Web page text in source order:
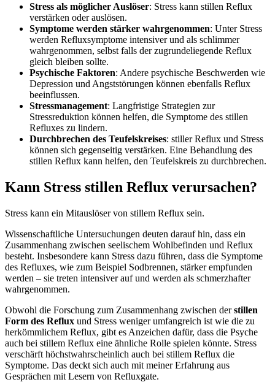
Stress als möglicher Auslöser: Stress kann stillen Reflux
verstärken oder auslösen.
Symptome werden stärker wahrgenommen: Unter Stress
werden Refluxsymptome intensiver und als schlimmer
wahrgenommen, selbst falls der zugrundeliegende Reflux
gleich bleiben sollte.
Psychische Faktoren: Andere psychische Beschwerden wie
Depression und Angststörungen können ebenfalls Reflux
beeinflussen.
Stressmanagement: Langfristige Strategien zur
Stressreduktion können helfen, die Symptome des stillen
Refluxes zu lindern.
Durchbrechen des Teufelskreises: stiller Reflux und Stress
können sich gegenseitig verstärken. Eine Behandlung des
stillen Reflux kann helfen, den Teufelskreis zu durchbrechen.
Kann Stress stillen Reflux verursachen?
Stress kann ein Mitauslöser von stillem Reflux sein.
Wissenschaftliche Untersuchungen deuten darauf hin, dass ein
Zusammenhang zwischen seelischem Wohlbefinden und Reflux
besteht. Insbesondere kann Stress dazu führen, dass die Symptome
des Refluxes, wie zum Beispiel Sodbrennen, stärker empfunden
werden – sie treten intensiver auf und werden als schmerzhafter
wahrgenommen.
Obwohl die Forschung zum Zusammenhang zwischen derstillen
Form des Reflux und Stress weniger umfangreich ist wie die zu
herkömmlichem Reflux, gibt es Anzeichen dafür, dass die Psyche
auch bei stillem Reflux eine ähnliche Rolle spielen könnte. Stress
verschärft höchstwahrscheinlich auch bei stillem Reflux die
Symptome. Das deckt sich auch mit meiner Erfahrung aus
Gesprächen mit Lesern von Refluxgate.